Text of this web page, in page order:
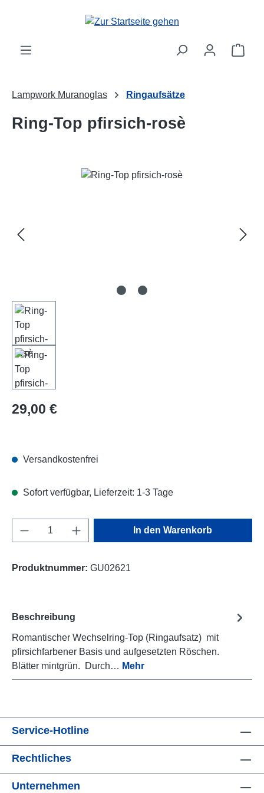
Zum Hauptinhalt springen
Lampwork Muranoglas Ringaufsätze
Ring-Top pfirsich-rosè
Bildergalerie überspringen
Regulärer Preis:
29,00 €
Versandkostenfrei
Sofort verfügbar, Lieferzeit: 1-3 Tage
Produkt Anzahl: Gib den gewünschten
In den Warenkorb
Produktnummer: GU02621
Beschreibung
Romantischer Wechselring-Top (Ringaufsatz) mit
pfirsichfarbener Basis und aufgesetzten Röschen.
Blätter mintgrün. Durch… Mehr
Service-Hotline
Rechtliches
Unternehmen